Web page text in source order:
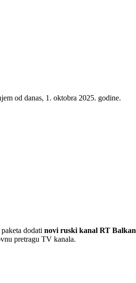
od danas, 1. oktobra 2025. godine.
dodati novi ruski kanal RT Balkan
pretragu TV kanala.